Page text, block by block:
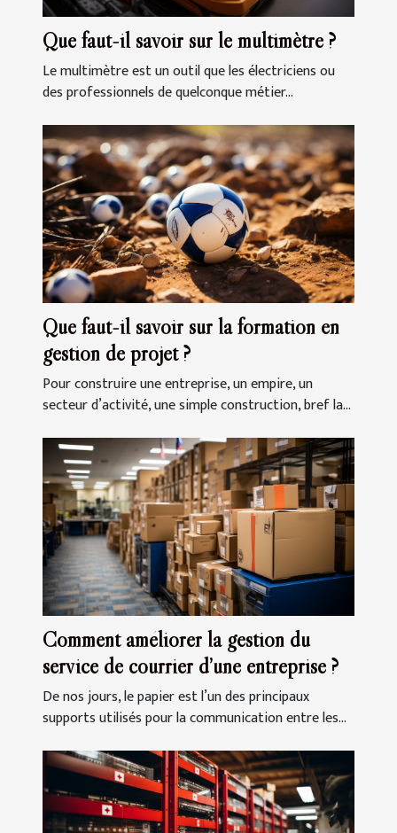
Que faut-il savoir sur le multimètre ?
Le multimètre est un outil que les électriciens ou
des professionnels de quelconque métier...
Que faut-il savoir sur la formation en
gestion de projet ?
Pour construire une entreprise, un empire, un
secteur d’activité, une simple construction, bref la...
Comment améliorer la gestion du
service de courrier d’une entreprise ?
De nos jours, le papier est l’un des principaux
supports utilisés pour la communication entre les...